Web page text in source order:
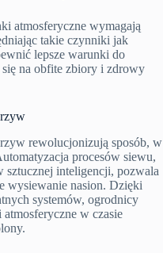
atmosferyczne wymagają
takie czynniki jak
lepsze warunki do
na obfite zbiory i zdrowy
rewolucjonizują sposób, w
procesów siewu,
inteligencji, pozwala
wysiewanie nasion. Dzięki
systemów, ogrodnicy
w czasie